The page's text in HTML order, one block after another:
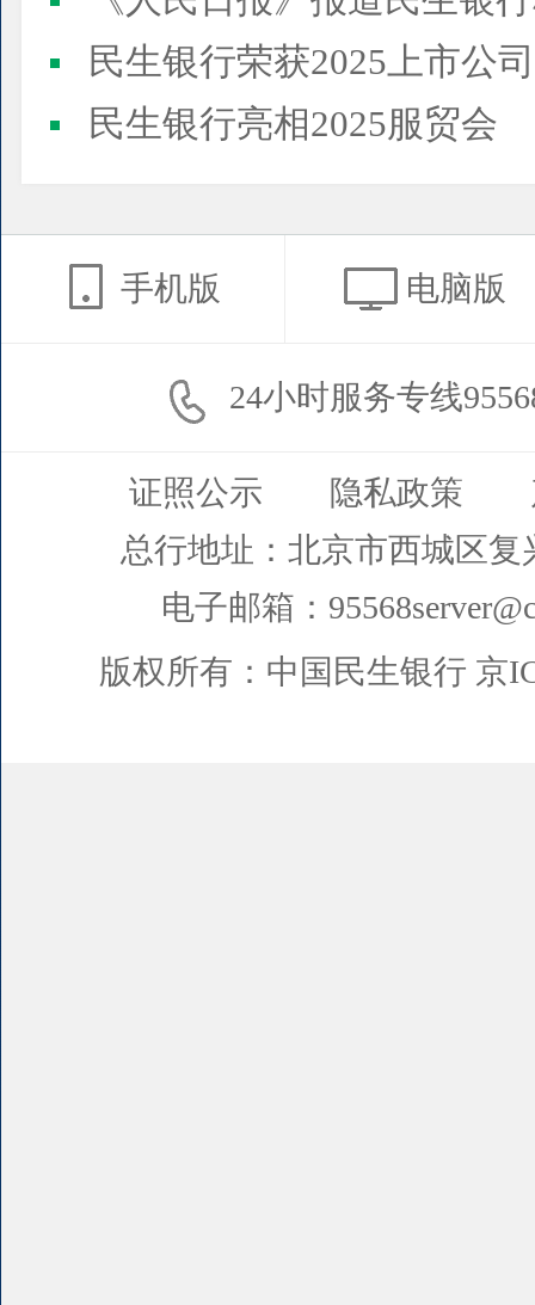
民生银行荣获2025上市公司董事会最佳实践案例、上市公
民生银行亮相2025服贸会
手机版 电脑版
24小时服务专线
证照公示 隐私政策
总行地址：北京市西城区复
电子邮箱：
版权所有：中国民生银行 京